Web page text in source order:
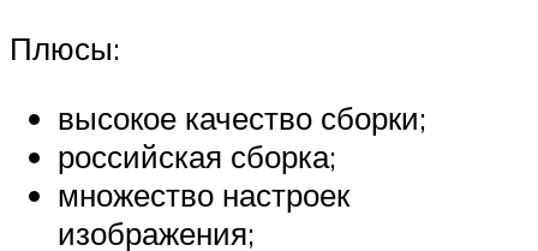
Плюсы:
высокое качество сборки;
российская сборка;
множество настроек
изображения;